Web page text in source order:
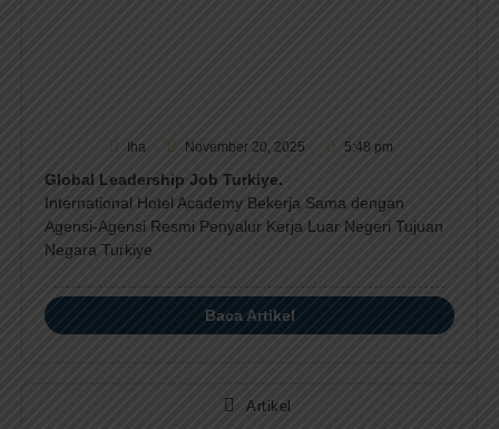
Iha November 20, 2025 5:48 pm
Global Leadership Job Turkiye.
International Hotel Academy Bekerja Sama dengan
Agensi-Agensi Resmi Penyalur Kerja Luar Negeri Tujuan
Negara Turkiye
Baca Artikel
Artikel